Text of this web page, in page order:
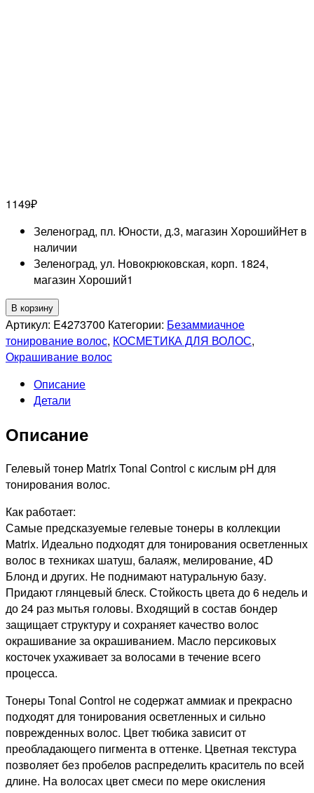
1149₽
Зеленоград, пл. Юности, д.3, магазин ХорошийНет в
наличии
Зеленоград, ул. Новокрюковская, корп. 1824,
магазин Хороший1
Количество
товара
MATRIX
PROFESSIONAL
TONER
CONTROL
СВЕТЛЫЙ
НАТУРАЛЬНЫЙ
ПЕПЕЛЬНЫЙ,
В корзину
Артикул: E4273700 Категории: Безаммиачное
тонирование волос, КОСМЕТИКА ДЛЯ ВОЛОС,
Окрашивание волос
Описание
Детали
Описание
Гелевый тонер Matrix Tonal Control с кислым pH для
тонирования волос.
Как работает:
Самые предсказуемые гелевые тонеры в коллекции
Matrix. Идеально подходят для тонирования осветленных
волос в техниках шатуш, балаяж, мелирование, 4D
Блонд и других. Не поднимают натуральную базу.
Придают глянцевый блеск. Стойкость цвета до 6 недель и
до 24 раз мытья головы. Входящий в состав бондер
защищает структуру и сохраняет качество волос
окрашивание за окрашиванием. Масло персиковых
косточек ухаживает за волосами в течение всего
процесса.
Тонеры Tonal Control не содержат аммиак и прекрасно
подходят для тонирования осветленных и сильно
поврежденных волос. Цвет тюбика зависит от
преобладающего пигмента в оттенке. Цветная текстура
позволяет без пробелов распределить краситель по всей
длине. На волосах цвет смеси по мере окисления